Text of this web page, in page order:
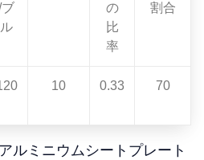
ブ
の
比
率
割合
10 0.33 70
ルミニウムシートプレート